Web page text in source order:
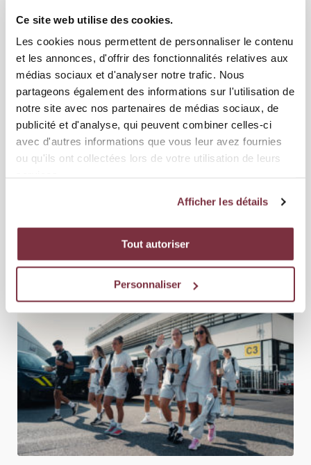
Ce site web utilise des cookies.
Les cookies nous permettent de personnaliser le contenu
et les annonces, d'offrir des fonctionnalités relatives aux
médias sociaux et d'analyser notre trafic. Nous
partageons également des informations sur l'utilisation de
notre site avec nos partenaires de médias sociaux, de
publicité et d'analyse, qui peuvent combiner celles-ci
avec d'autres informations que vous leur avez fournies
ou qu'ils ont collectées lors de votre utilisation de leurs
Afficher les détails
Tout autoriser
Personnaliser
23 joueuses sont à Aktobe pour le tournoi qualificatif préliminaire à la
Ligue des Championnes Cristian Toro et son staf...